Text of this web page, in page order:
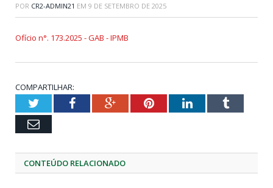
POR CR2-ADMIN21 EM 9 DE SETEMBRO DE 2025
Ofício n°. 173.2025 - GAB - IPMB
COMPARTILHAR:
TwitterFacebookGoogle+PinterestLinkedInTumblr
Email
CONTEÚDO RELACIONADO